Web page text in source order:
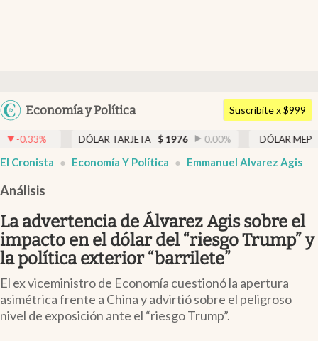
Argentina
USA
Economía y Política
Members
Economía y Política
Finanzas y Mercados
Mercados Online
Negocios
Columnistas
Apertura
Infotechnology
Suscribite x $999
DÓLAR TARJETA $1976 0.00 % DÓLAR MEP $1526,03
El Cronista Economía Y Política Emmanuel Alvarez Agis
Análisis
La advertencia de Álvarez Agis sobre el
impacto en el dólar del “riesgo Trump” y
la política exterior “barrilete”
El ex viceministro de Economía cuestionó la apertura
asimétrica frente a China y advirtió sobre el peligroso
nivel de exposición ante el “riesgo Trump”.